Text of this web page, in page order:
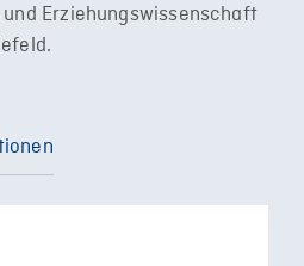
Erziehungswissenschaft